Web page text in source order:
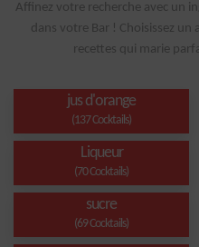
Affinez votre recherche avec un
dans votre Bar ! Choisissez
recettes qui marie
jus d'orange
(137 Cocktails)
Liqueur
(70 Cocktails)
sucre
(69 Cocktails)